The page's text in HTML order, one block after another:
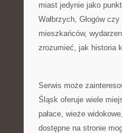
miast jedynie jako
Wałbrzych, Głogów
mieszkańców,
zrozumieć, jak historia
Serwis może
Śląsk oferuje wiele
pałace, wieże
dostępne na stronie